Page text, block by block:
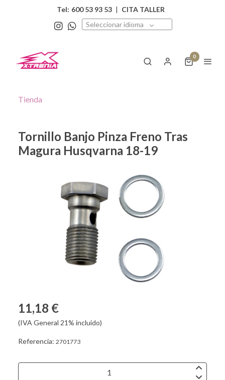
Tel: 600 53 93 53 | CITA TALLER
Seleccionar idioma
0
Tienda
Tornillo Banjo Pinza Freno Tras
Magura Husqvarna 18-19
11,18 €
(IVA General 21% incluido)
Referencia: 2701773